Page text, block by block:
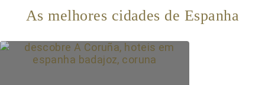
As melhores cidades de Espanha